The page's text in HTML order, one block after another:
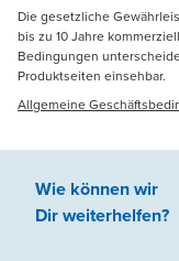
Die gesetzliche
bis zu 10 Jahre
Bedingungen
Produktseiten einsehbar.
Allgemeine
Wie können wir
Dir weiterhelfen?